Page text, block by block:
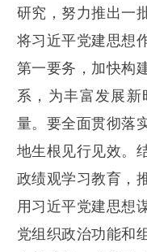
研究，努力推出一
将习近平党建思想
第一要务，加快构
系，为丰富发展
量。要全面贯彻落
地生根见行见效。
政绩观学习教育，
用习近平党建思想
党组织政治功能和